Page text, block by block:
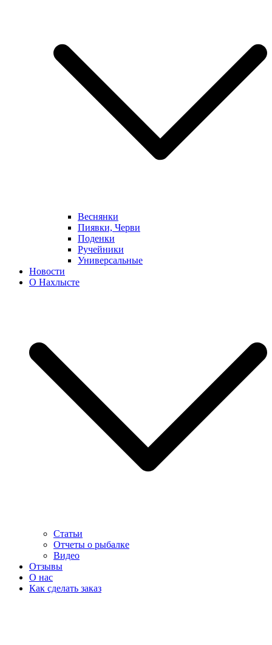
Веснянки
Пиявки, Черви
Поденки
Ручейники
Универсальные
Новости
О Нахлысте
Статьи
Отчеты о рыбалке
Видео
Отзывы
О нас
Как сделать заказ